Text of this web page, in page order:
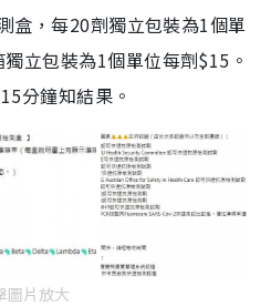
盒，每20劑獨立包裝為1個單
立包裝為1個單位每劑$15。
分鐘知結果。
圖片放大